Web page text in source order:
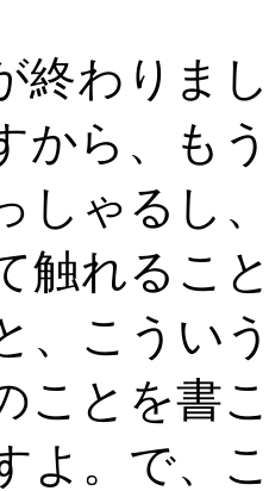
わりま
から、も
しゃるし
触れるこ
、こうい
ことを書
よ。で、